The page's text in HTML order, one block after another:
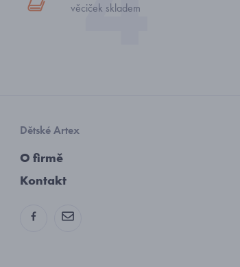
věciček skladem
Dětské Artex
O firmě
Kontakt